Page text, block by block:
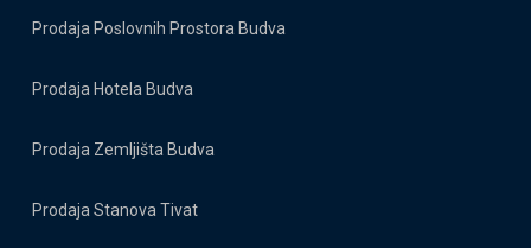
Prodaja Poslovnih Prostora Budva
Prodaja Hotela Budva
Prodaja Zemljišta Budva
Prodaja Stanova Tivat